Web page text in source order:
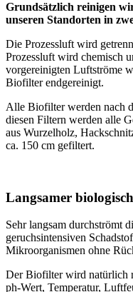
Grundsätzlich reinigen
unseren Standorten in
Die Prozessluft wird
Prozessluft wird chemisch
vorgereinigten Luftströme
Biofilter endgereinigt.
Alle Biofilter werden nach
diesen Filtern werden alle
aus Wurzelholz,
ca. 150 cm gefiltert.
Langsamer
Sehr langsam durchströmt
geruchsintensiven
Mikroorganismen ohne
Der Biofilter wird natürlich
ph-Wert, Temperatur,